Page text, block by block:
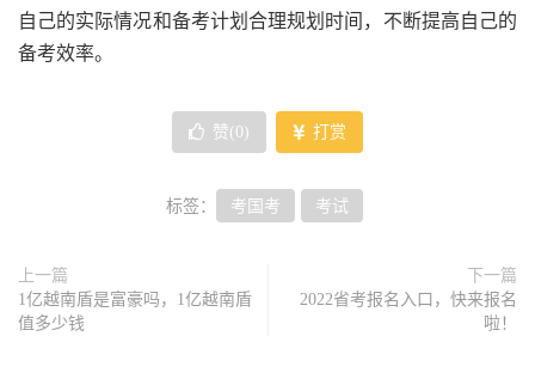
自己的实际情况和备考计划合理规划时间，不断提高自己的
备考效率。
赞( 0 ) 打赏
标签： 考国考 考试
上一篇
1亿越南盾是富豪吗，1亿越南盾
值多少钱
下一篇
2022省考报名入口，快来报名
啦！